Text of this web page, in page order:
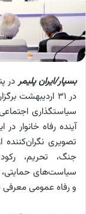
بسپار/ایران پلیمردر
در ۳۱ اردیبهشت
سیاستگذاری
آینده رفاه خانوار
تصویری
جنگ، تحریم،
سیاست‌های حمایتی،
و رفاه عمومی